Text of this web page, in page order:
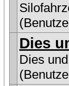
Dies
Dies